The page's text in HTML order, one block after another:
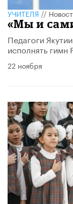
УЧИТЕЛЯ//
«Мы и
Педагоги
исполнять
22 ноября